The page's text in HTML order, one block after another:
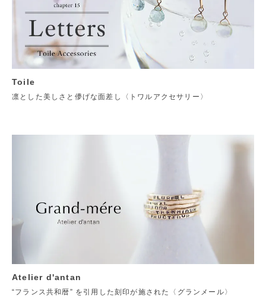
Toile
凛とした美しさと儚げな面差し〈トワルアクセサリー〉
Atelier d'antan
“フランス共和暦” を引用した刻印が施された〈グランメール〉